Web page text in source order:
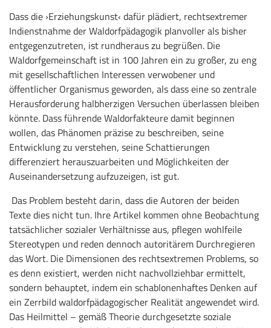
Dass die ›Erziehungskunst‹ dafür plädiert, rechtsextremer
Indienstnahme der Waldorfpädagogik planvoller als bisher
entgegenzutreten, ist rundheraus zu begrüßen. Die
Waldorfgemeinschaft ist in 100 Jahren ein zu großer, zu eng
mit gesellschaftlichen Interessen verwobener und
öffentlicher Organismus geworden, als dass eine so zentrale
Herausforderung halbherzigen Versuchen überlassen bleiben
könnte. Dass führende Waldorfakteure damit beginnen
wollen, das Phänomen präzise zu beschreiben, seine
Entwicklung zu verstehen, seine Schattierungen
differenziert herauszuarbeiten und Möglichkeiten der
Auseinandersetzung aufzuzeigen, ist gut.
Das Problem besteht darin, dass die Autoren der beiden
Texte dies nicht tun. Ihre Artikel kommen ohne Beobachtung
tatsächlicher sozialer Verhältnisse aus, pflegen wohlfeile
Stereotypen und reden dennoch autoritärem Durchregieren
das Wort. Die Dimensionen des rechtsextremen Problems, so
es denn existiert, werden nicht nachvollziehbar ermittelt,
sondern behauptet, indem ein schablonenhaftes Denken auf
ein Zerrbild waldorfpädagogischer Realität angewendet wird.
Das Heilmittel – gemäß Theorie durchgesetzte soziale